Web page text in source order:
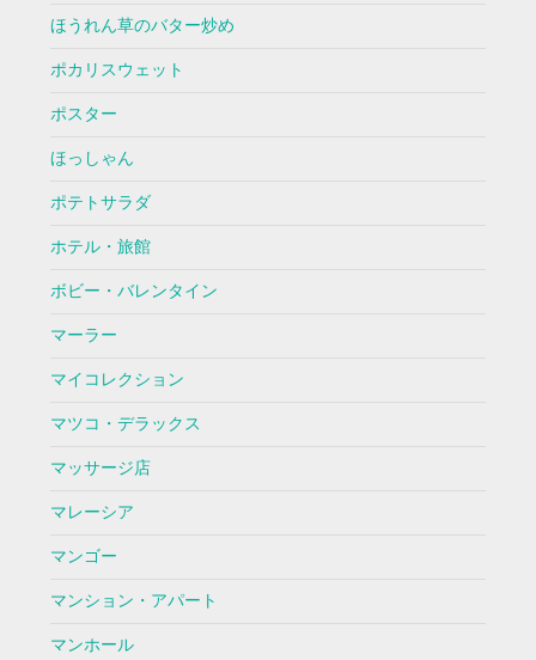
ほうれん草のバター炒め
ポカリスウェット
ポスター
ほっしゃん
ポテトサラダ
ホテル・旅館
ボビー・バレンタイン
マーラー
マイコレクション
マツコ・デラックス
マッサージ店
マレーシア
マンゴー
マンション・アパート
マンホール